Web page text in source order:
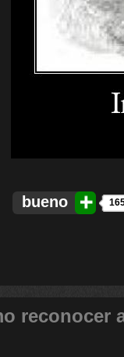
bueno
reconocer